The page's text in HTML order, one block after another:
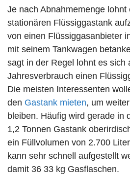
Je nach Abnahmemenge lohnt
stationären Flüssiggastank
von einen Flüssiggasanbieter
mit seinem Tankwagen
sagt in der Regel lohnt es sich
Jahresverbrauch einen
Die meisten Interessenten
den Gastank mieten, um
bleiben. Häufig wird gerade in
1,2 Tonnen Gastank
ein Füllvolumen von 2.700
kann sehr schnell aufgestellt
damit 36 33 kg Gasflaschen.